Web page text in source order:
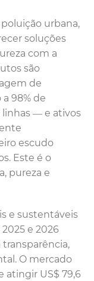
urbana,
soluções
com a
são
de
98% de
linhas — e ativos
escudo
Este é o
pureza e
e sustentáveis
e 2026
O mercado
atingir US$ 79,6